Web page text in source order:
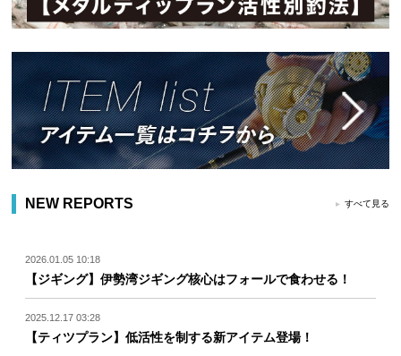
NEW REPORTS すべて見る
2026.01.05 10:18
【ジギング】伊勢湾ジギング核心はフォールで食わせる！
2025.12.17 03:28
【ティツプラン】低活性を制する新アイテム登場！